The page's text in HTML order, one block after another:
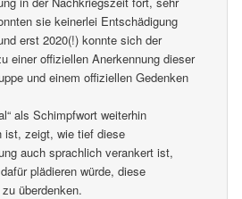
sie keinerlei Entschädigung
erst 2020(!) konnte sich der
einer offiziellen Anerkennung dieser
und einem offiziellen Gedenken
als Schimpfwort weiterhin
ist, zeigt, wie tief diese
auch sprachlich verankert ist,
plädieren würde, diese
überdenken.